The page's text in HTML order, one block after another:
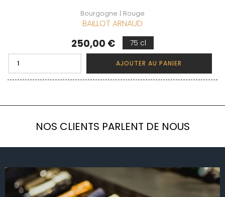
Bourgogne | Rouge
BAILLOT ARNAUD
Prix
250,00 € 75 cl
AJOUTER AU PANIER
NOS CLIENTS PARLENT DE NOUS